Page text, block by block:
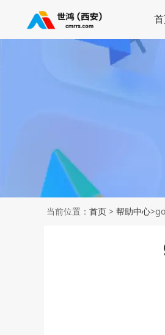
当前位置： 首页 > 帮助中心